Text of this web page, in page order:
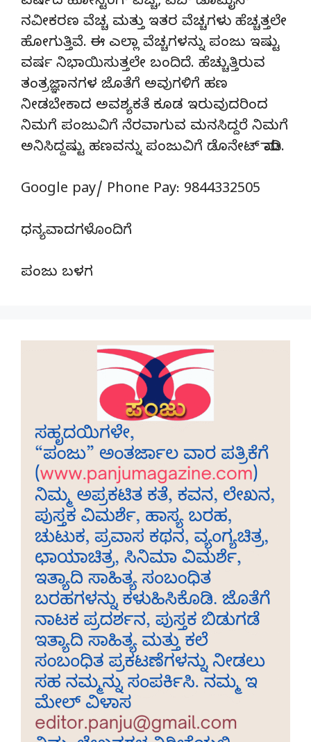
ನವೀಕರಣ ವೆಚ್ಚ ಮತ್ತು ಇತರ ವೆಚ್ಚಗಳು ಹೆಚ್ಚತ್ತಲೇ
ಹೋಗುತ್ತಿವೆ. ಈ ಎಲ್ಲಾ ವೆಚ್ಚಗಳನ್ನು ಪಂಜು ಇಷ್ಟು
ವರ್ಷ ನಿಭಾಯಿಸುತ್ತಲೇ ಬಂದಿದೆ. ಹೆಚ್ಚುತ್ತಿರುವ
ತಂತ್ರಜ್ಞಾನಗಳ ಜೊತೆಗೆ ಅವುಗಳಿಗೆ ಹಣ
ನೀಡಬೇಕಾದ ಅವಶ್ಯಕತೆ ಕೂಡ ಇರುವುದರಿಂದ
ನಿಮಗೆ ಪಂಜುವಿಗೆ ನೆರವಾಗುವ ಮನಸಿದ್ದರೆ ನಿಮಗೆ
ಅನಿಸಿದ್ದಷ್ಟು ಹಣವನ್ನು ಪಂಜುವಿಗೆ ಡೊನೇಟ್‌ ಮಾಡಿ.
Google pay/ Phone Pay: 9844332505
ಧನ್ಯವಾದಗಳೊಂದಿಗೆ
ಪಂಜು ಬಳಗ